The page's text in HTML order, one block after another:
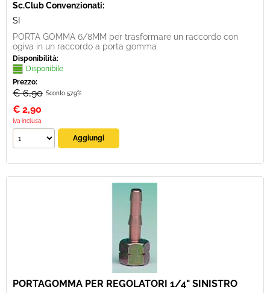
Sc.Club Convenzionati:
SI
PORTA GOMMA 6/8MM per trasformare un raccordo con
ogiva in un raccordo a porta gomma
Disponibilità:
Disponibile
Prezzo:
€ 6,90 Sconto 57.9%
€ 2,90
Iva inclusa
PORTAGOMMA PER REGOLATORI 1/4" SINISTRO